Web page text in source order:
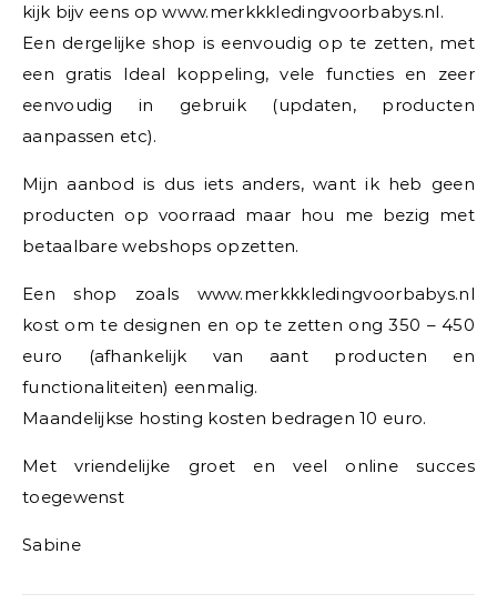
kijk bijv eens op www.merkkkledingvoorbabys.nl.
Een dergelijke shop is eenvoudig op te zetten, met
een gratis Ideal koppeling, vele functies en zeer
eenvoudig in gebruik (updaten, producten
aanpassen etc).
Mijn aanbod is dus iets anders, want ik heb geen
producten op voorraad maar hou me bezig met
betaalbare webshops opzetten.
Een shop zoals www.merkkkledingvoorbabys.nl
kost om te designen en op te zetten ong 350 – 450
euro (afhankelijk van aant producten en
functionaliteiten) eenmalig.
Maandelijkse hosting kosten bedragen 10 euro.
Met vriendelijke groet en veel online succes
toegewenst
Sabine